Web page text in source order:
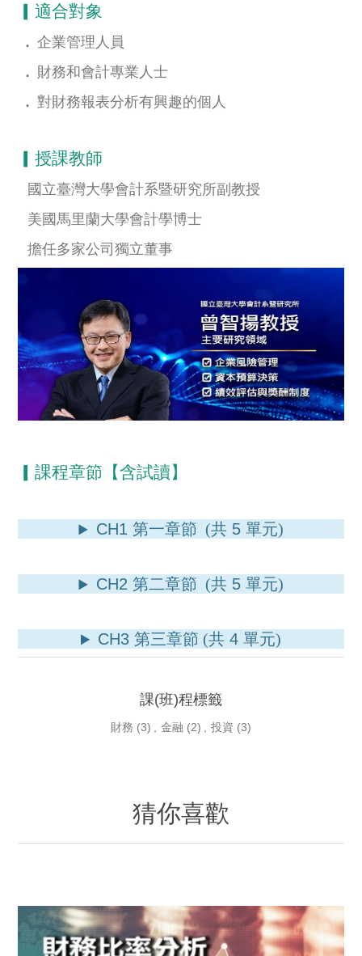
▎適合對象
．企業管理人員
． 財務和會計專業人士
．對財務報表分析有興趣的個人
▎授課教師
國立臺灣大學會計系暨研究所副教授
美國馬里蘭大學會計學博士
擔任多家公司獨立董事
▎課程章節【含試讀】
CH1 第一章節 (共5 單元)
CH2 第二章節 (共5 單元)
CH3 第三章節 (共 4單元)
課(班)程標籤
財務 (3) , 金融 (2) , 投資 (3)
猜你喜歡